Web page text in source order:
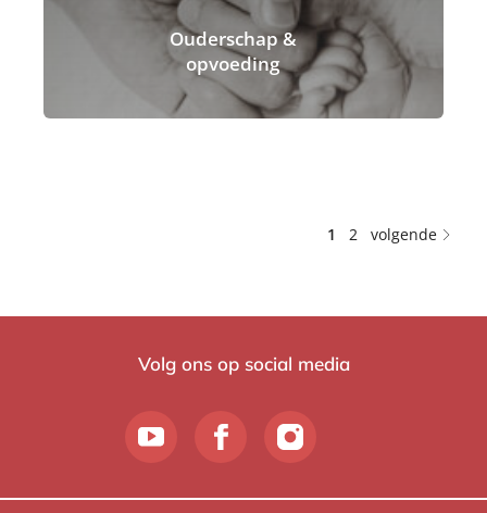
Ouderschap &
opvoeding
1 2 volgende
Volg ons op social media